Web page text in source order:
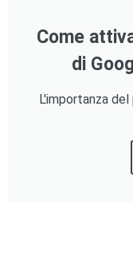
Come
di
L'importanza